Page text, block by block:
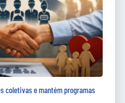
coletivas e mantém programas